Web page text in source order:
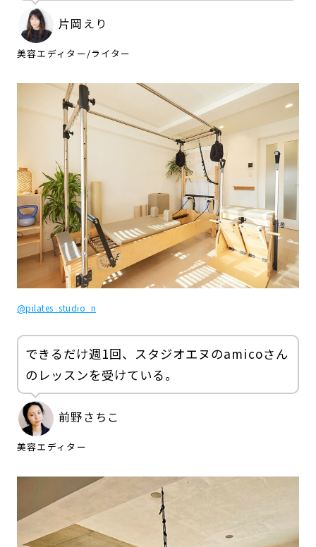
片岡えり
美容エディター/ライター
@pilates_studio_n
できるだけ週1回、スタジオエヌのamicoさん
のレッスンを受けている。
前野さちこ
美容エディター